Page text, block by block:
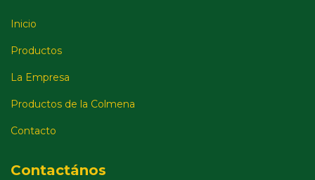
Inicio
Productos
La Empresa
Productos de la Colmena
Contacto
Contactános